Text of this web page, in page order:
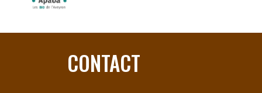
CONTACT